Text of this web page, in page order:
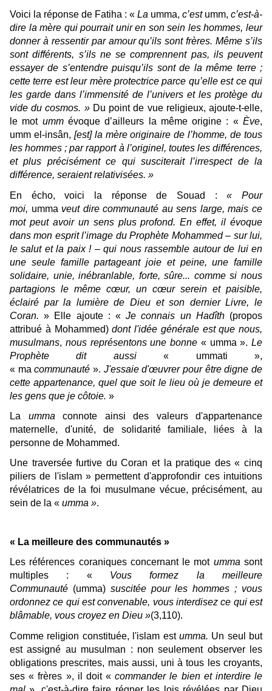
Voici la réponse de Fatiha : « La umma, c’est umm, c’est-à-
dire la mère qui pourrait unir en son sein les hommes, leur
donner à ressentir par amour qu’ils sont frères. Même s’ils
sont différents, s’ils ne se comprennent pas, ils peuvent
essayer de s’entendre puisqu’ils sont de la même terre ;
cette terre est leur mère protectrice parce qu’elle est ce qui
les garde dans l’immensité de l’univers et les protège du
vide du cosmos. » Du point de vue religieux, ajoute-t-elle,
le mot umm évoque d’ailleurs la même origine : «Ève,
umm el-insân, [est] la mère originaire de l’homme, de tous
les hommes ; par rapport à l’originel, toutes les différences,
et plus précisément ce qui susciterait l’irrespect de la
différence, seraient relativisées. »
En écho, voici la réponse de Souad :« Pour
moi, umma veut dire communauté au sens large, mais ce
mot peut avoir un sens plus profond. En effet, il évoque
dans mon esprit l’image du Prophète Mohammed – sur lui,
le salut et la paix ! – qui nous rassemble autour de lui en
une seule famille partageant joie et peine, une famille
solidaire, unie, inébranlable, forte, sûre... comme si nous
partagions le même cœur, un cœur serein et paisible,
éclairé par la lumière de Dieu et son dernier Livre, le
Coran.» Elle ajoute : «Je connais un Hadîth (propos
attribué à Mohammed)dont l'idée générale est que nous,
musulmans, nous représentons une bonne « umma ». Le
Prophète dit aussi« ummati »,
« macommunauté». J'essaie d'œuvrer pour être digne de
cette appartenance, quel que soit le lieu où je demeure et
les gens que je côtoie. »
La umma connote ainsi des valeurs d'appartenance
maternelle, d'unité, de solidarité familiale, liées à la
personne de Mohammed.
Une traversée furtive du Coran et la pratique des « cinq
piliers de l'islam » permettent d'approfondir ces intuitions
révélatrices de la foi musulmane vécue, précisément, au
sein de la « umma ».
« La meilleure des communautés »
Les références coraniques concernant le mot ummasont
multiples : « Vous formez la meilleure
Communauté (umma) suscitée pour les hommes ; vous
ordonnez ce qui est convenable, vous interdisez ce qui est
blâmable, vous croyez en Dieu »(3,110).
Comme religion constituée, l'islam est umma. Un seul but
est assigné au musulman : non seulement observer les
obligations prescrites, mais aussi, uni à tous les croyants,
ses « frères », il doit «commander le bien et interdire le